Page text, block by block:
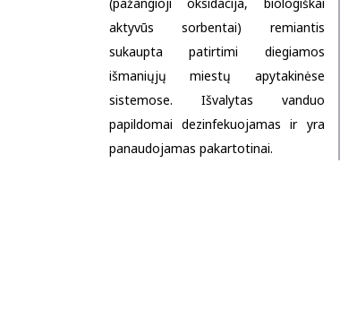
aktyvūs sorbentai) remiantis
sukaupta patirtimi diegiamos
išmaniųjų miestų apytakinėse
sistemose. Išvalytas vanduo
papildomai dezinfekuojamas ir yra
panaudojamas pakartotinai.